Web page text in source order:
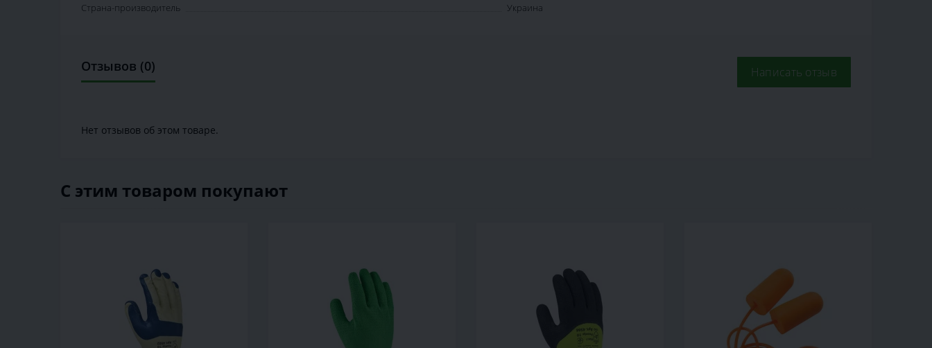
Страна-производитель
Украина
Отзывов (0) Написать отзыв
Нет отзывов об этом товаре.
С этим товаром покупают